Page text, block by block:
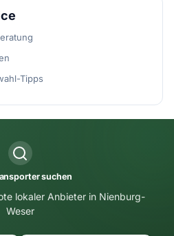
Tipps
suchen
lokaler Anbieter in Nienburg-
Weser